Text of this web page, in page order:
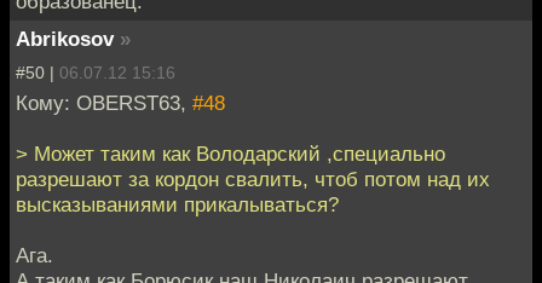
Abrikosov »
#50 | 06.07.12 15:16
Кому: OBERST63, #48
> Может таким как Володарский ,специально
разрешают за кордон свалить, чтоб потом над их
высказываниями прикалываться?
Ага.